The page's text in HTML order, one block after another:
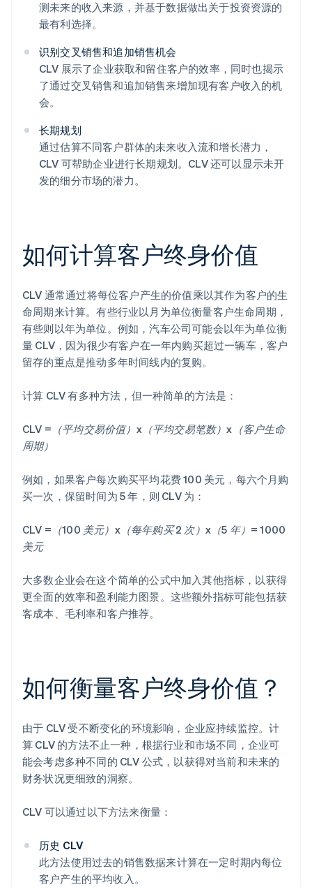
测未来的收入来源，并基于数据做出关于投资资源的
最有利选择。
识别交叉销售和追加销售机会
CLV 展示了企业获取和留住客户的效率，同时也揭示
了通过交叉销售和追加销售来增加现有客户收入的机
会。
长期规划
通过估算不同客户群体的未来收入流和增长潜力，
CLV 可帮助企业进行长期规划。CLV 还可以显示未开
发的细分市场的潜力。
如何计算客户终身价值
CLV 通常通过将每位客户产生的价值乘以其作为客户的生
命周期来计算。有些行业以月为单位衡量客户生命周期，
有些则以年为单位。例如，汽车公司可能会以年为单位衡
量 CLV，因为很少有客户在一年内购买超过一辆车，客户
留存的重点是推动多年时间线内的复购。
计算 CLV 有多种方法，但一种简单的方法是：
CLV =（平均交易价值）x（平均交易笔数）x（客户生命
周期）
例如，如果客户每次购买平均花费 100 美元，每六个月购
买一次，保留时间为 5 年，则 CLV 为：
CLV =（100 美元）x（每年购买 2 次）x（5 年）= 1000
美元
大多数企业会在这个简单的公式中加入其他指标，以获得
更全面的效率和盈利能力图景。这些额外指标可能包括获
客成本、毛利率和客户推荐。
如何衡量客户终身价值？
由于 CLV 受不断变化的环境影响，企业应持续监控。计
算 CLV 的方法不止一种，根据行业和市场不同，企业可
能会考虑多种不同的 CLV 公式，以获得对当前和未来的
财务状况更细致的洞察。
CLV 可以通过以下方法来衡量：
历史 CLV
此方法使用过去的销售数据来计算在一定时期内每位
客户产生的平均收入。